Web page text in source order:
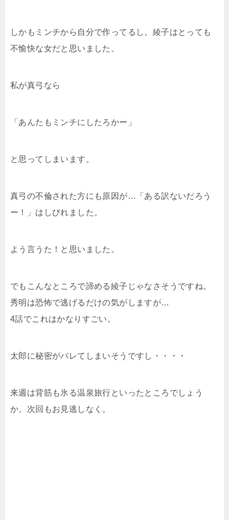
しかもミンチから自分で作ってるし。綾子はとっても
不愉快な女だと思いました。
私が真弓なら
「あんたもミンチにしたろかー」
と思ってしまいます。
真弓の不倫された方にも原因が…「ある訳ないだろう
ー！」はしびれました。
よう言うた！と思いました。
でもこんなところで諦める綾子じゃなさそうですね。
秀明は恐怖で逃げるだけの気がしますが…
4話でこれはかなりすごい。
太郎に秘密がバレてしまいそうですし・・・・
来週は背筋も氷る温泉旅行といったところでしょう
か。次回もお見逃しなく。